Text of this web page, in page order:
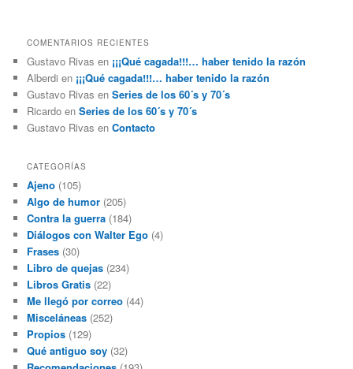
COMENTARIOS RECIENTES
Gustavo Rivas en ¡¡¡Qué cagada!!!… haber tenido la razón
Alberdi en ¡¡¡Qué cagada!!!… haber tenido la razón
Gustavo Rivas enSeries de los 60´s y 70´s
Ricardo enSeries de los 60´s y 70´s
Gustavo Rivas enContacto
CATEGORÍAS
Ajeno (105)
Algo de humor (205)
Contra la guerra (184)
Diálogos con Walter Ego (4)
Frases (30)
Libro de quejas (234)
Libros Gratis (22)
Me llegó por correo (44)
Misceláneas (252)
Propios (129)
Qué antiguo soy (32)